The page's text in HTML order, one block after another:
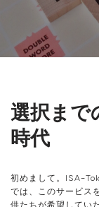
選択まで
時代
初めまして。ISA-
では、このサービス